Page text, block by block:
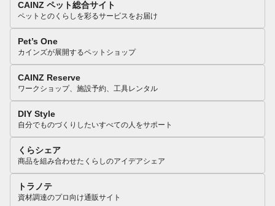
CAINZ ペット総合サイト
ペットとのくらしを彩るサービスをお届け
Pet’s One
カインズが展開するペットショップ
CAINZ Reserve
ワークショップ、施設予約、工具レンタル
DIY Style
自分でものづくりしたいすべての人をサポート
くらシェア
商品を組み合わせたくらしのアイデアシェア
トラノテ
資材調達のプロ向け通販サイト